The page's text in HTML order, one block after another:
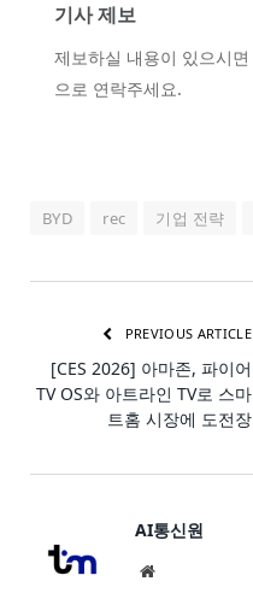
기사 제보
제보하실 내용이 있으시면
으로 연락주세요.
BYD rec 기업 전략
PREVIOUS ARTICLE
[CES 2026] 아마존, 파이어
TV OS와 아트라인 TV로 스마
트홈 시장에 도전장
AI통신원
Website